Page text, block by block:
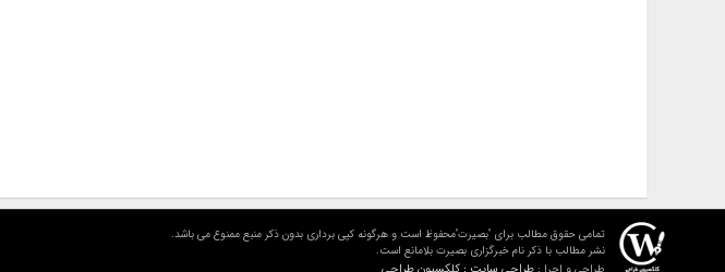
تمامی حقوق مطالب برای "بصیرت"محفوظ است و هرگونه کپی برداری بدون ذکر منبع ممنوع می باشد.
نشر مطالب با ذکر نام خبرگزاری بصیرت بلامانع است.